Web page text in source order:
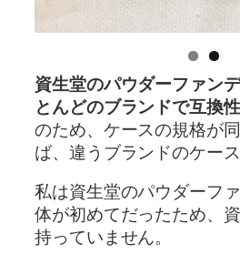
資生堂のパウダーファン
とんどのブランドで互換
のため、ケースの規格が
ば、違うブランドのケー
私は資生堂のパウダーフ
体が初めてだったため、
持っていません。